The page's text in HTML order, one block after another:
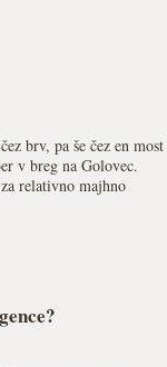
brv, pa še čez en most
v breg na Golovec.
relativno majhno